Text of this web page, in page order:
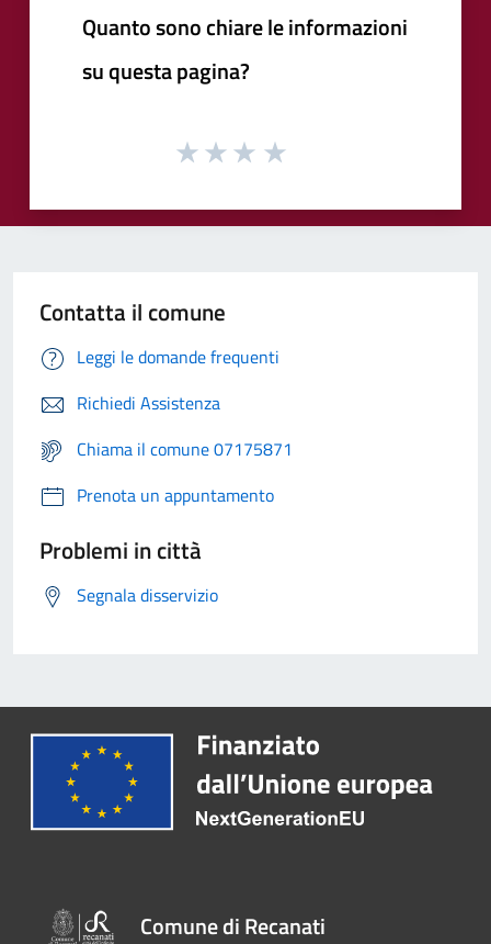
Quanto sono chiare le informazioni
su questa pagina?
Contatta il comune
Leggi le domande frequenti
Richiedi Assistenza
Chiama il comune 07175871
Prenota un appuntamento
Problemi in città
Segnala disservizio
Comune di Recanati